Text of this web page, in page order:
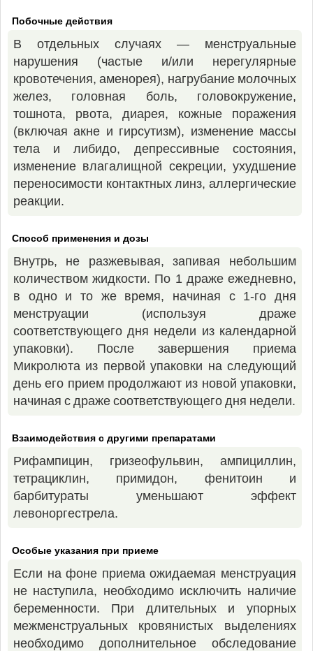
Побочные действия
В отдельных случаях — менструальные
нарушения (частые и/или нерегулярные
кровотечения, аменорея), нагрубание молочных
желез, головная боль, головокружение,
тошнота, рвота, диарея, кожные поражения
(включая акне и гирсутизм), изменение массы
тела и либидо, депрессивные состояния,
изменение влагалищной секреции, ухудшение
переносимости контактных линз, аллергические
реакции.
Способ применения и дозы
Внутрь, не разжевывая, запивая небольшим
количеством жидкости. По 1 драже ежедневно,
в одно и то же время, начиная с 1-го дня
менструации (используя драже
соответствующего дня недели из календарной
упаковки). После завершения приема
Микролюта из первой упаковки на следующий
день его прием продолжают из новой упаковки,
начиная с драже соответствующего дня недели.
Взаимодействия с другими препаратами
Рифампицин, гризеофульвин, ампициллин,
тетрациклин, примидон, фенитоин и
барбитураты уменьшают эффект
левоноргестрела.
Особые указания при приеме
Если на фоне приема ожидаемая менструация
не наступила, необходимо исключить наличие
беременности. При длительных и упорных
межменструальных кровянистых выделениях
необходимо дополнительное обследование